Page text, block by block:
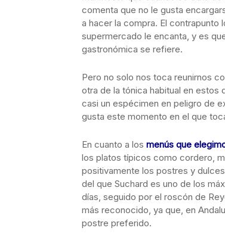
comenta que no le gusta
a hacer la compra. El
supermercado le encanta, y es
gastronómica se refiere.
Pero no solo nos toca reunirnos
otra de la tónica habitual en
casi un espécimen en peligro de
gusta este momento en el que
En cuanto a los menús que
los platos típicos como cordero,
positivamente los postres y
del que Suchard es uno de los
días, seguido por el roscón de
más reconocido, ya que, en
postre preferido.